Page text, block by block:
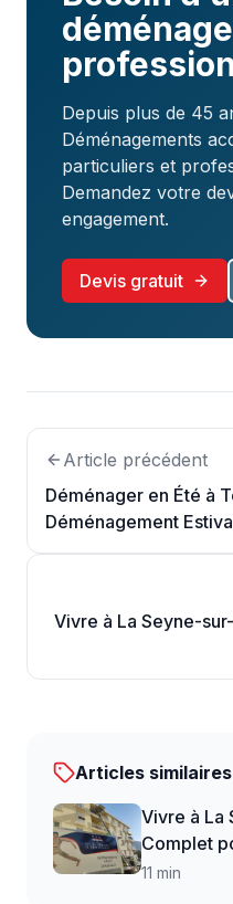
Depuis plus de 45
Déménagements
particuliers et
Demandez votre
engagement.
Devis gratuit
Article précédent
Déménager en Été à
Déménagement
Vivre à La Seyne-
Articles similaires
Vivre à La
Complet
11 min